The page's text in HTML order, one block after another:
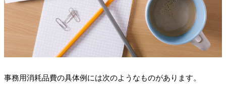
事務用消耗品費の具体例には次のようなものがあります。